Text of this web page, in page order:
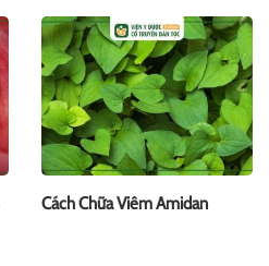
Cách Chữa Viêm Amidan